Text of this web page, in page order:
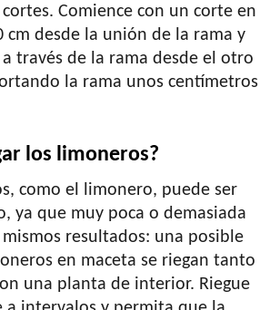
Comience con un corte en
cm desde la unión de la rama y
través de la rama desde el otro
la rama unos centímetros
los limoneros?
como el limonero, puede ser
ya que muy poca o demasiada
resultados: una posible
en maceta se riegan tanto
una planta de interior. Riegue